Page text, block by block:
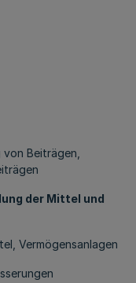
Beiträgen,
der Mittel und
Vermögensanlagen